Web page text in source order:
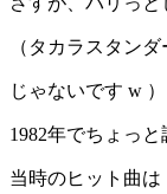
（タカラスタン
じゃないです w ）
1982年でちょっと
当時のヒット曲は